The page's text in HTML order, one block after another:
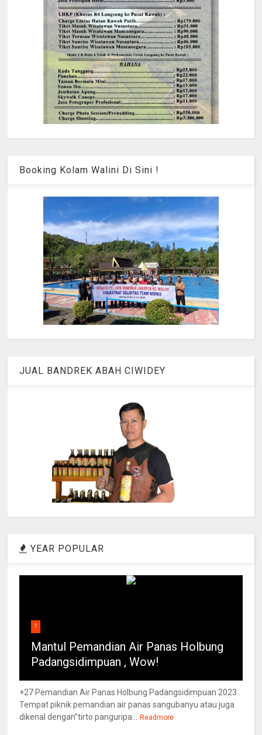
Booking Kolam Walini Di Sini !
JUAL BANDREK ABAH CIWIDEY
YEAR POPULAR
1
Mantul Pemandian Air Panas Holbung
Padangsidimpuan , Wow!
+27 Pemandian Air Panas Holbung Padangsidimpuan 2023 .
Tempat piknik pemandian air panas sangubanyu atau juga
dikenal dengan”tirto panguripa...
Readmore